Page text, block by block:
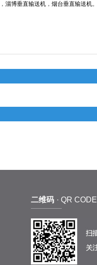
， 淄博垂直输送机 ， 烟台垂直输送机。
二维码 · QR CODE